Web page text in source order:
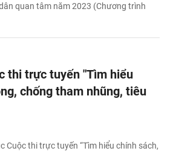
quan tâm năm 2023 (Chương trình
thi trực tuyến "Tìm hiểu
chống tham nhũng, tiêu
thi trực tuyến “Tìm hiểu chính sách,